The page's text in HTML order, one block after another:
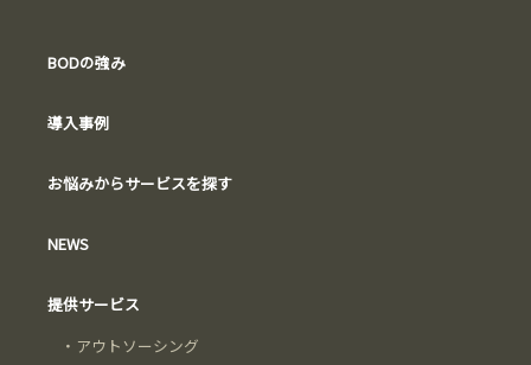
BODの強み
導入事例
お悩みからサービスを探す
NEWS
提供サービス
・ アウトソーシング